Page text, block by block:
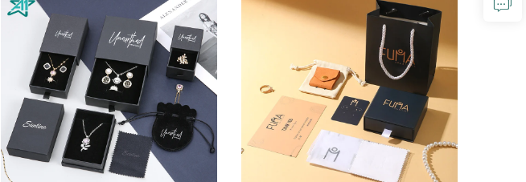
друкована ювелірна коробка
для намиста, ручна упаковка,
паперовий пакет
відкидною кришкою у
комплекті з помаранчевим
мішечком із мікрофібри,
індивідуальна упаковка з
логотипом для кілець та
сережок